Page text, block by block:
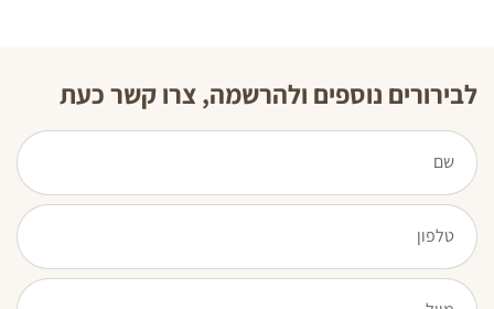
לבירורים נוספים ולהרשמה, צרו קשר כעת